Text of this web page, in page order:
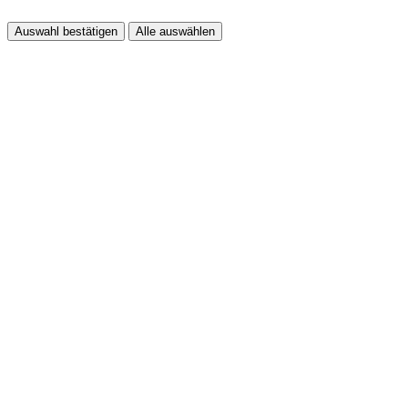
Auswahl bestätigen Alle auswählen